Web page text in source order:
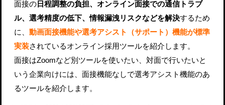
面接の 日程調整の負担、オンライン面接での通信トラブ
ル、選考精度の低下、情報漏洩リスクなどを解決するため
に、 動画面接機能や選考アシスト（サポート）機能が標準
実装されているオンライン採用ツールを紹介します。
面接はZoomなど別ツールを使いたい、対面で行いたいと
いう企業向けには、面接機能なしで選考アシスト機能のあ
るツールを紹介します。